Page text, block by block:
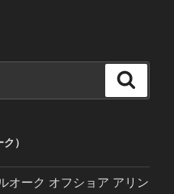
）
オーク オフショア アリン